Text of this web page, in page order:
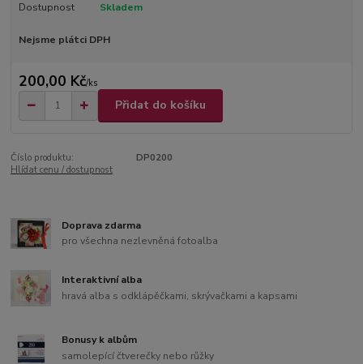
Dostupnost Skladem
Nejsme plátci DPH
200,00 Kč/ks
Přidat do košíku
Číslo produktu:
DP0200
Hlídat cenu / dostupnost
Doprava zdarma
pro všechna nezlevněná fotoalba
Interaktivní alba
hravá alba s odklápěčkami, skrývačkami a kapsami
Bonusy k albům
samolepící čtverečky nebo růžky